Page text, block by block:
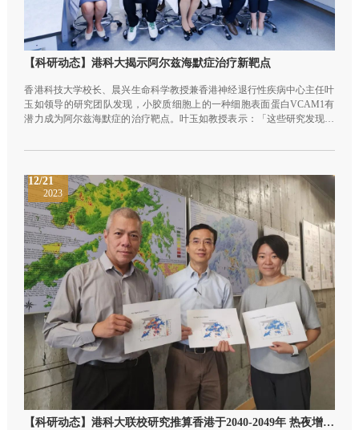
【科研动态】港科大揭示阿尔兹海默症治疗新靶点
香港科技大学校长、晨兴生命科学教授兼香港神经退行性疾病中心主任叶
玉如领导的研究团队发现，小胶质细胞上的一种细胞表面蛋白VCAM1有
潜力成为阿尔兹海默症的治疗靶点。叶玉如教授表示：「这些研究发现不
干预手段的开发提供了新靶点。」
12/21
2023
【科研动态】港科大联校研究推算香港于2040-2049年 热夜增五成 极端降雨增逾四成